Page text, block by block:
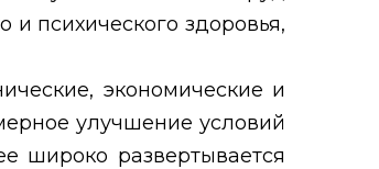
психического здоровья,
экономические и
улучшение условий
широко развертывается